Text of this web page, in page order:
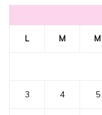
L M M
3 4 5